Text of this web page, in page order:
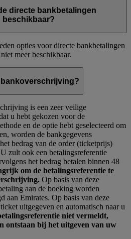
directe bankbetalingen
beschikbaar?
opties voor directe bankbetalingen
meer beschikbaar.
is een zeer veilige
u hebt gekozen voor de
en de optie hebt geselecteerd om
worden de bankgegevens
bedrag van de order (ticketprijs)
zult ook een betalingsreferentie
het bedrag betalen binnen 48
om de betalingsreferentie te
Op basis van deze
aan de boeking worden
aan Emirates. Op basis van deze
uitgegeven en automatisch naar u
niet vermeldt,
ontstaan bij het uitgeven van uw